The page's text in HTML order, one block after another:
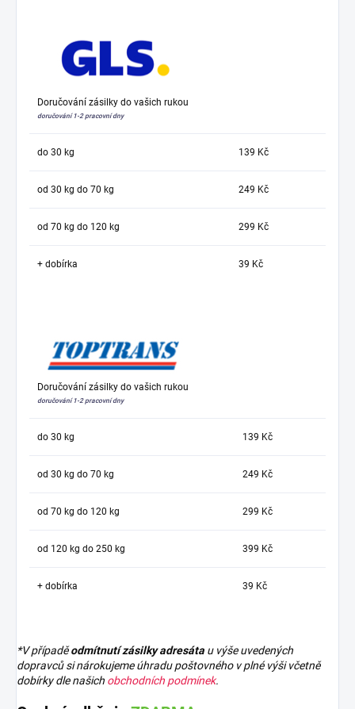
Doručování zásilky do vašich rukou
doručování 1-2 pracovní dny
do 30 kg 139 Kč
od 30 kg do 70 kg 249 Kč
od 70 kg do 120 kg 299 Kč
+ dobírka 39 Kč
Doručování zásilky do vašich rukou
doručování 1-2 pracovní dny
do 30 kg 139 Kč
od 30 kg do 70 kg 249 Kč
od 70 kg do 120 kg 299 Kč
od 120 kg do 250 kg 399 Kč
+ dobírka 39 Kč
*V případěodmítnutí zásilky adresáta u výše uvedených
dopravců si nárokujeme úhradu poštovného v plné výši včetně
dobírky dle našich obchodních podmínek.